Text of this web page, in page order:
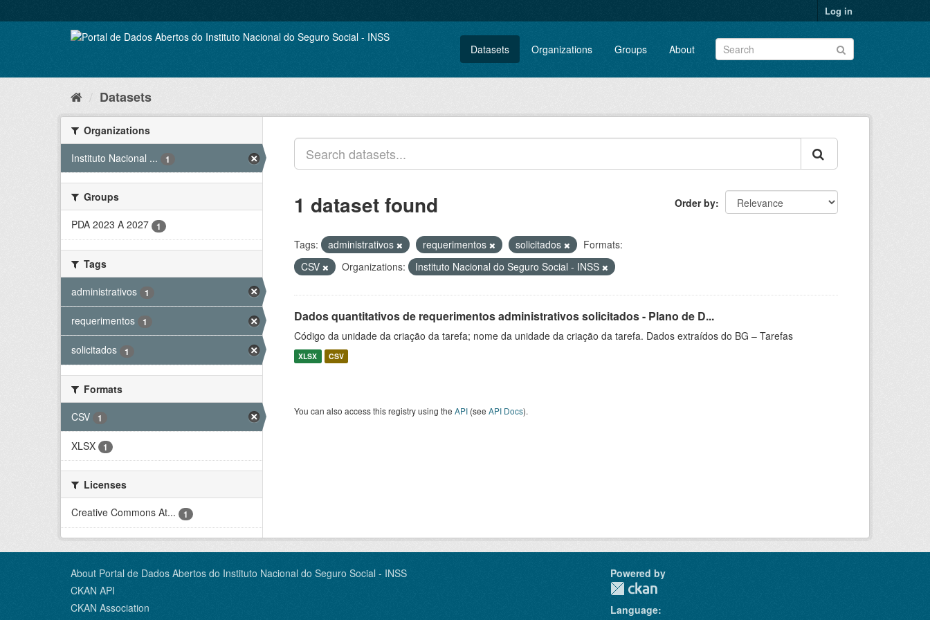
to
Log in
Datasets Organizations Groups About
Datasets
Organizations
Instituto Nacional ...
1
Groups
PDA 2023 A 2027
1
Tags
administrativos
1
requerimentos 1
solicitados 1
Formats
CSV
1
XLSX 1
Licenses
Creative Commons At...
1
Order by
1 dataset found
Tags: administrativos requerimentos solicitados
Formats:
CSV
Organizations: Instituto Nacional do Seguro Social - INSS
Dados quantitativos de requerimentos administrativos solicitados - Plano de D...
Código da unidade da criação da tarefa; nome da unidade da criação da tarefa. Dados extraídos do BG – Tarefas
XLSX CSV
You can also access this registry using the API (see API Docs).
About Portal de Dados Abertos do Instituto Nacional do Seguro Social - INSS
CKAN API
CKAN Association
Powered by
Language